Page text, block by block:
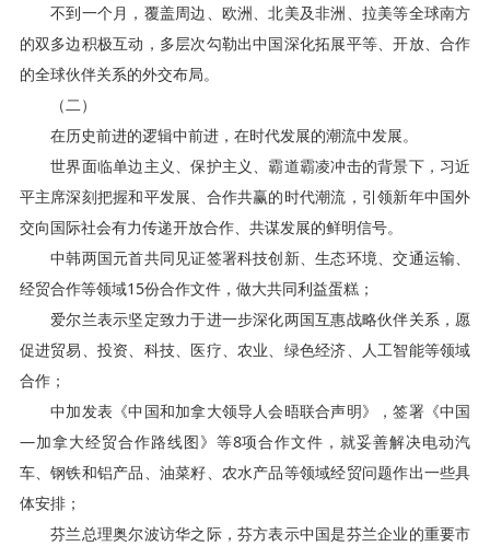
不到一个月，覆盖周边、欧洲、北美及非洲、拉美等全球南方
的双多边积极互动，多层次勾勒出中国深化拓展平等、开放、合作
的全球伙伴关系的外交布局。
（二）
在历史前进的逻辑中前进，在时代发展的潮流中发展。
世界面临单边主义、保护主义、霸道霸凌冲击的背景下，习近
平主席深刻把握和平发展、合作共赢的时代潮流，引领新年中国外
交向国际社会有力传递开放合作、共谋发展的鲜明信号。
中韩两国元首共同见证签署科技创新、生态环境、交通运输、
经贸合作等领域15份合作文件，做大共同利益蛋糕；
爱尔兰表示坚定致力于进一步深化两国互惠战略伙伴关系，愿
促进贸易、投资、科技、医疗、农业、绿色经济、人工智能等领域
合作；
中加发表《中国和加拿大领导人会晤联合声明》，签署《中国
—加拿大经贸合作路线图》等8项合作文件，就妥善解决电动汽
车、钢铁和铝产品、油菜籽、农水产品等领域经贸问题作出一些具
体安排；
芬兰总理奥尔波访华之际，芬方表示中国是芬兰企业的重要市